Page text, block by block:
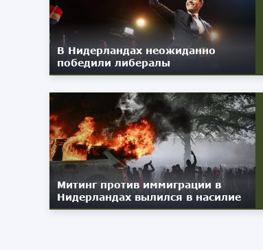
В Нидерландах неожиданно
победили либералы
Митинг против иммиграции в
Нидерландах вылился в насилие